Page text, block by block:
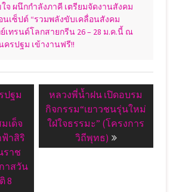
จ ผนึกกำลังภาคี เตรียมจัดงานสังคม
นเซ็ปต์ “รวมพลังขับเคลื่อนสังคม
เทรนด์โลกสายกรีน 26 – 28 ม.ค.นี้ ณ
รปฐม เข้างานฟรี!!
ปฐม
เด็จ
ฟ้าสิริ
ราช
าสวัน
8
Next
post:
หลวงพี่น้ำฝน เปิดอบรม
กิจกรรม“เยาวชนรุ่นใหม่
ใฝ่ใจธรรมะ” (โครงการ
วิถีพุทธ)